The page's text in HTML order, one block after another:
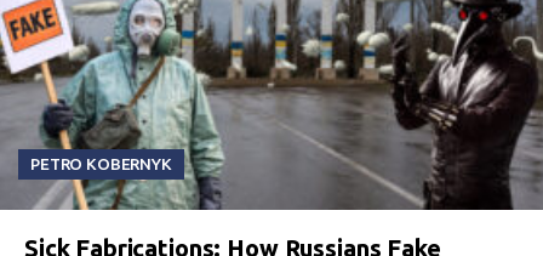
PETRO KOBERNYK
Sick Fabrications: How Russians Fake